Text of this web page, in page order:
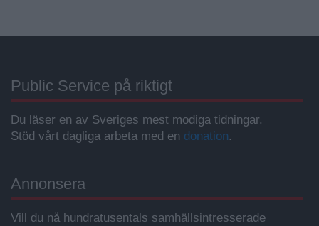
Public Service på riktigt
Du läser en av Sveriges mest modiga tidningar.
Stöd vårt dagliga arbeta med en donation.
Annonsera
Vill du nå hundratusentals samhällsintresserade